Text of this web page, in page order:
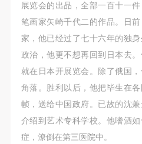
展览会的出品，全部一百十一
笔画家矢崎千代二的作品。日
家，他已经过了七十六年的独
政治，他更不想再回到日本去
就在日本开展览会。除了俄国
角落。胜利以后，他把毕生在
帧，送给中国政府。已故的沈
介绍到艺术专科学校。他嗜酒
症，潦倒在第三医院中。